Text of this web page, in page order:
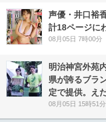
声優・井口裕
計18ページに
08月05日 7時00分
明治神宮外苑
県が誇るブラ
定で提供。え
08月05日 15時51分